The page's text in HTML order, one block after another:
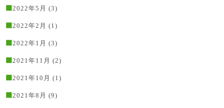
2022年5月 (3)
2022年2月 (1)
2022年1月 (3)
2021年11月 (2)
2021年10月 (1)
2021年8月 (9)